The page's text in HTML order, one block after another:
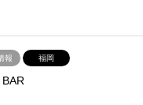
報 福岡